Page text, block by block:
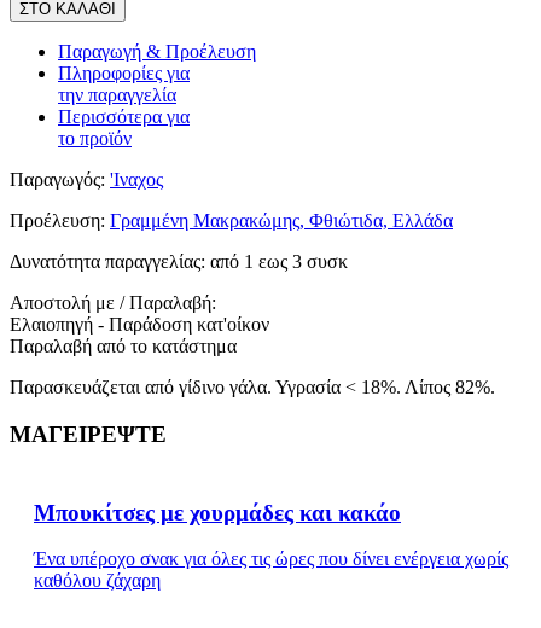
ΣΤΟ ΚΑΛΑΘΙ
Παραγωγή & Προέλευση
Πληροφορίες για
την παραγγελία
Περισσότερα για
το προϊόν
Παραγωγός: 'Ιναχος
Προέλευση: Γραμμένη Μακρακώμης, Φθιώτιδα, Ελλάδα
Δυνατότητα παραγγελίας: από 1 εως 3 συσκ
Αποστολή με / Παραλαβή:
Ελαιοπηγή - Παράδοση κατ'οίκον
Παραλαβή από το κατάστημα
Παρασκευάζεται από γίδινο γάλα. Υγρασία < 18%. Λίπος 82%.
ΜΑΓΕΙΡΕΨΤΕ
Μπουκίτσες με χουρμάδες και κακάο
Ένα υπέροχο σνακ για όλες τις ώρες που δίνει ενέργεια χωρίς
καθόλου ζάχαρη